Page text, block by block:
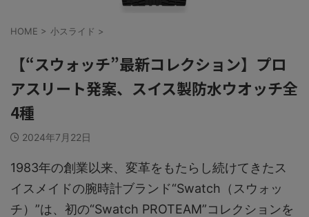
HOME > 小スライド >
【“スウォッチ”最新コレクション】プロ
アスリート発案、スイス製防水ウオッチ全
4種
2024年7月22日
1983年の創業以来、変革をもたらし続けてきたス
イスメイドの腕時計ブランド“Swatch（スウォッ
チ）”は、初の“Swatch PROTEAM”コレクションを